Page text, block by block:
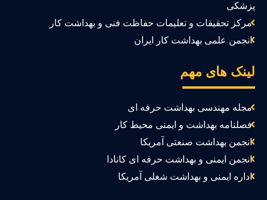
مرکز تحقیقات و تعلیمات حفاظت فنی و بهداشت کار
انجمن علمی بهداشت کار ایران
های مهم
مجله مهندسی بهداشت حرفه ای
فصلنامه بهداشت و ایمنی محیط کار
انجمن بهداشت صنعتی آمریکا
انجمن ایمنی و بهداشت حرفه ای کانادا
اداره ایمنی و بهداشت شغلی آمریکا